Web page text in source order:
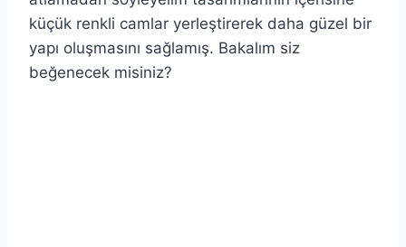
küçük renkli camlar yerleştirerek daha güzel bir
yapı oluşmasını sağlamış. Bakalım siz
beğenecek misiniz?